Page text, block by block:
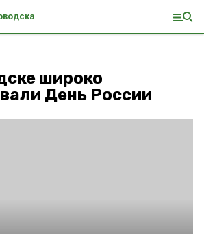
широко
День России